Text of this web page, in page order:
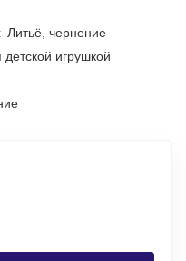
Литьё, чернение
игрушкой